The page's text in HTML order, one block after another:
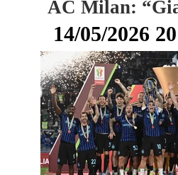
AC Milan:
14/05/2026